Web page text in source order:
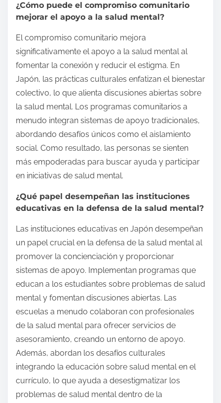
¿Cómo puede el compromiso comunitario
mejorar el apoyo a la salud mental?
El compromiso comunitario mejora
significativamente el apoyo a la salud mental al
fomentar la conexión y reducir el estigma. En
Japón, las prácticas culturales enfatizan el bienestar
colectivo, lo que alienta discusiones abiertas sobre
la salud mental. Los programas comunitarios a
menudo integran sistemas de apoyo tradicionales,
abordando desafíos únicos como el aislamiento
social. Como resultado, las personas se sienten
más empoderadas para buscar ayuda y participar
en iniciativas de salud mental.
¿Qué papel desempeñan las instituciones
educativas en la defensa de la salud mental?
Las instituciones educativas en Japón desempeñan
un papel crucial en la defensa de la salud mental al
promover la concienciación y proporcionar
sistemas de apoyo. Implementan programas que
educan a los estudiantes sobre problemas de salud
mental y fomentan discusiones abiertas. Las
escuelas a menudo colaboran con profesionales
de la salud mental para ofrecer servicios de
asesoramiento, creando un entorno de apoyo.
Además, abordan los desafíos culturales
integrando la educación sobre salud mental en el
currículo, lo que ayuda a desestigmatizar los
problemas de salud mental dentro de la